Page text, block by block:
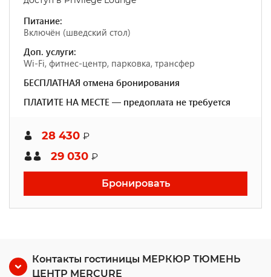
Питание:
Включён (шведский стол)
Доп. услуги:
Wi-Fi, фитнес-центр, парковка, трансфер
БЕСПЛАТНАЯ отмена бронирования
ПЛАТИТЕ НА МЕСТЕ — предоплата не требуется
28 430 ₽
29 030 ₽
Бронировать
Контакты гостиницы МЕРКЮР ТЮМЕНЬ
ЦЕНТР MERCURE